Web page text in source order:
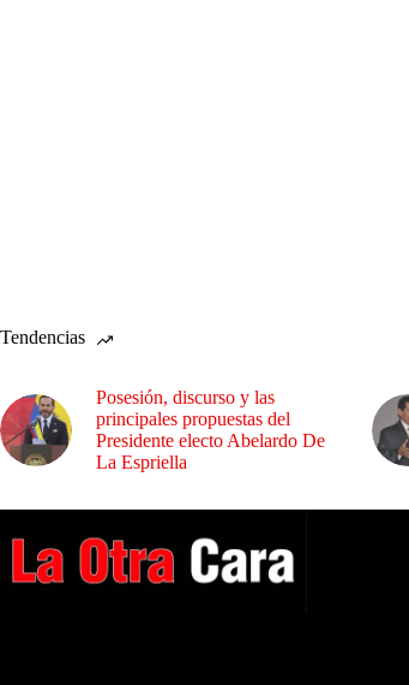
Tendencias
Posesión, discurso y las
principales propuestas del
Presidente electo Abelardo De
La Espriella